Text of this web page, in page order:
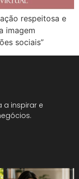
respeitosa e
imagem
sociais”
inspirar e